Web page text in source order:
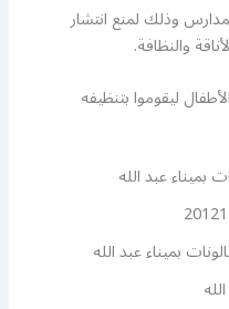
وذلك لمنع انتشار
والنظافة.
ليقوموا بتنظيفه
بميناء عبد الله